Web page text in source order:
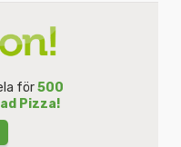
för500
Pizza!